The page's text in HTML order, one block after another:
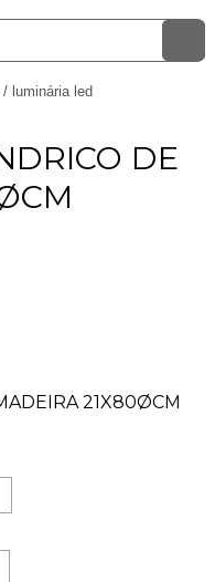
/ luminária led
DE
21X80ØCM